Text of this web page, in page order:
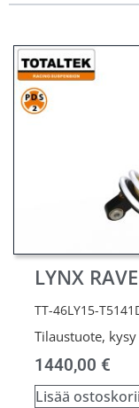
LYNX
TT-46LY15-
Tilaustuote,
1440,00 €
Lisää